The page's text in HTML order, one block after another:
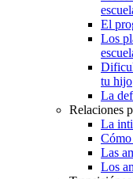
El
Los
tu hijo
La
Relaciones
La
Las
Los